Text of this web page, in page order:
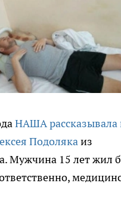
НАША рассказывала
Подолякаиз
Мужчина 15 лет жил